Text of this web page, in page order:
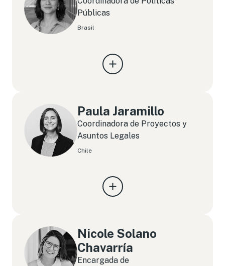
Públicas
Brasil
Paula Jaramillo
Coordinadora de Proyectos y
Asuntos Legales
Chile
Nicole Solano
Chavarría
Encargada de